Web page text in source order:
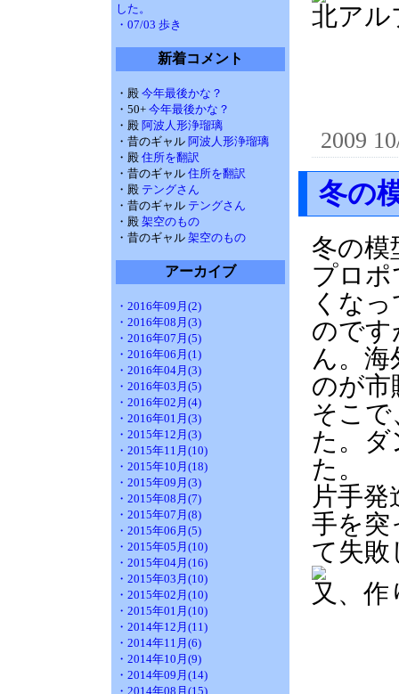
した。
・07/03 歩き
新着コメント
・殿 今年最後かな？
・50+ 今年最後かな？
・殿 阿波人形浄瑠璃
・昔のギャル 阿波人形浄瑠璃
・殿 住所を翻訳
・昔のギャル 住所を翻訳
・殿 テングさん
・昔のギャル テングさん
・殿 架空のもの
・昔のギャル 架空のもの
アーカイブ
・2016年09月(2)
・2016年08月(3)
・2016年07月(5)
・2016年06月(1)
・2016年04月(3)
・2016年03月(5)
・2016年02月(4)
・2016年01月(3)
・2015年12月(3)
・2015年11月(10)
・2015年10月(18)
・2015年09月(3)
・2015年08月(7)
・2015年07月(8)
・2015年06月(5)
・2015年05月(10)
・2015年04月(16)
・2015年03月(10)
・2015年02月(10)
・2015年01月(10)
・2014年12月(11)
・2014年11月(6)
・2014年10月(9)
・2014年09月(14)
・2014年08月(15)
北アル
2009
冬の
冬の模
プロ
くな
のです
ん。
のが市
そこ
た。
た。
片手
手を突
て失敗
又、